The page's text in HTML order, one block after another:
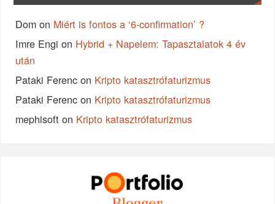
Dom on Miért is fontos a ‘6-confirmation’ ?
Imre Engi on Hybrid + Napelem: Tapasztalatok 4 év
után
Pataki Ferenc on Kripto katasztrófaturizmus
Pataki Ferenc on Kripto katasztrófaturizmus
mephisoft on Kripto katasztrófaturizmus